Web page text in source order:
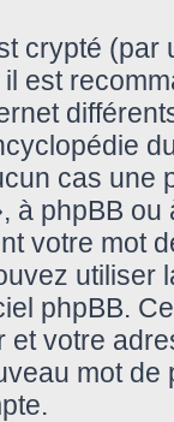
crypté (par
est
cas une
à phpBB
votre mot
utiliser
phpBB.
et votre
mot